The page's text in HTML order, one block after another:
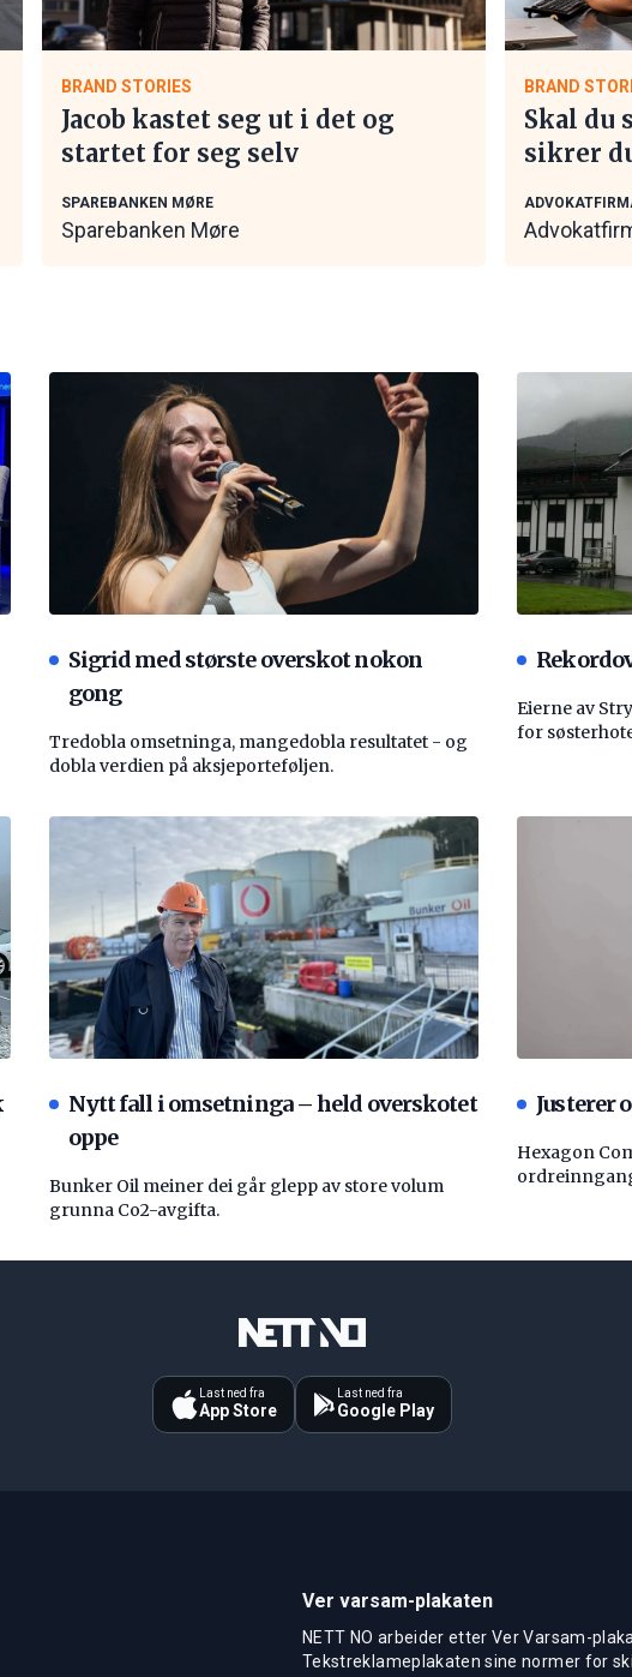
BRAND STORIES
Jacob kastet seg ut i det og
startet for seg selv
SPAREBANKEN MØRE
Sparebanken Møre
BRAND
Skal du
sikrer
Sigrid med største overskot nokon
gong
Tredobla omsetninga, mangedobla resultatet - og
dobla verdien på aksjeporteføljen.
Eierne av
for
Nytt fall i omsetninga – held overskotet
oppe
Bunker Oil meiner dei går glepp av store volum
grunna Co2-avgifta.
Justerer
Hexagon
Last ned fra
App Store
Last ned fra
Google Play
Ver varsam-plakaten
NETT NO arbeider etter Ver Varsam-
Tekstreklameplakaten sine normer for